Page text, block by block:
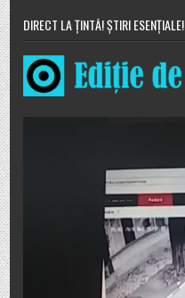
DIRECT LA ȚINTĂ! ȘTIRI ESENȚIALE!